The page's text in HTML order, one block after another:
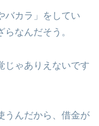
バカラ」をしてい
なんだそう。
じゃありえないです
うんだから、借金が